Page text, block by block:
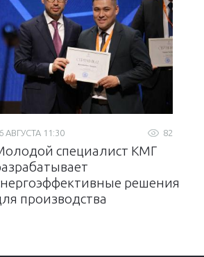
82
АВГУСТА 11:30
специалист КМГ
решения
производства